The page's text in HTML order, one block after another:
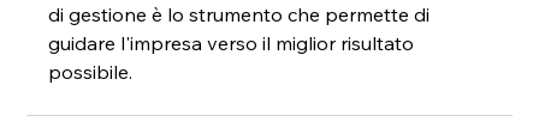
di gestione è lo strumento che permette di
guidare l'impresa verso il miglior risultato
possibile.